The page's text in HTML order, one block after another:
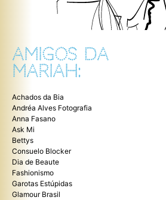
AMIGOS DA
MARIAH:
Achados da Bia
Andréa Alves Fotografia
Anna Fasano
Ask Mi
Bettys
Consuelo Blocker
Dia de Beaute
Fashionismo
Garotas Estúpidas
Glamour Brasil